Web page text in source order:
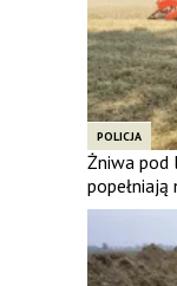
POLICJA
Żniwa pod
popełniają